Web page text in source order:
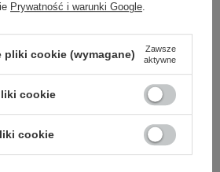
Prywatność i warunki Google.
pliki cookie (wymagane)
Zawsze
aktywne
cookie
cookie